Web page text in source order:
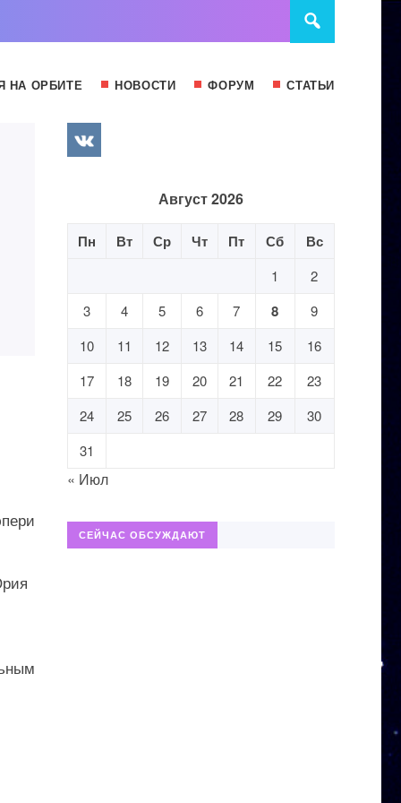
НА ОРБИТЕ НОВОСТИ ФОРУМ СТАТЬИ
Август 2026
Пн Вт Ср Чт Пт Сб Вс
1
2
3
4 5 6 7 8
9
10
11 12 13 14 15
16
17
18 19 20 21 22
23
24
25 26 27 28 29
30
31
« Июл
СЕЙЧАС ОБСУЖДАЮТ